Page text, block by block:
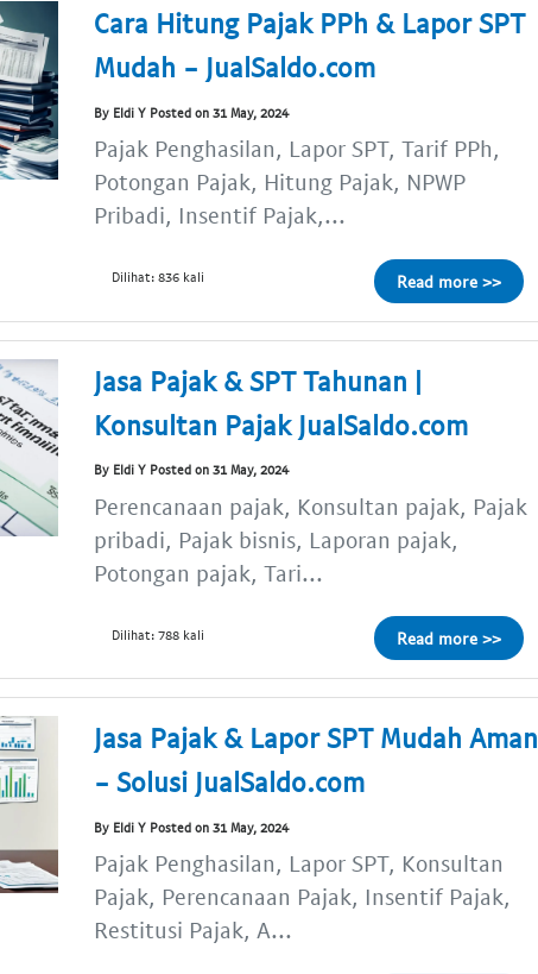
Cara Hitung Pajak PPh & Lapor SPT
Mudah - JualSaldo.com
By Eldi Y Posted on 31 May, 2024
Pajak Penghasilan, Lapor SPT, Tarif PPh,
Potongan Pajak, Hitung Pajak, NPWP
Pribadi, Insentif Pajak,...
Dilihat: 836 kali Read more >>
Jasa Pajak & SPT Tahunan |
Konsultan Pajak JualSaldo.com
By Eldi Y Posted on 31 May, 2024
Perencanaan pajak, Konsultan pajak, Pajak
pribadi, Pajak bisnis, Laporan pajak,
Potongan pajak, Tari...
Dilihat: 788 kali Read more >>
Jasa Pajak & Lapor SPT Mudah Aman
- Solusi JualSaldo.com
By Eldi Y Posted on 31 May, 2024
Pajak Penghasilan, Lapor SPT, Konsultan
Pajak, Perencanaan Pajak, Insentif Pajak,
Restitusi Pajak, A...